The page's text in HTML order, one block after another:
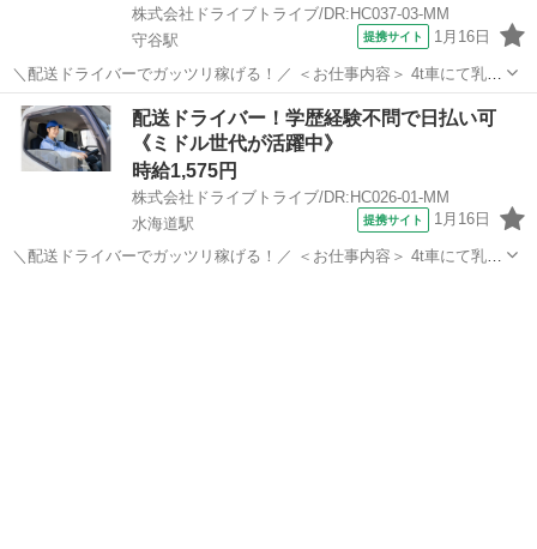
株式会社ドライブトライブ/DR:HC037-03-MM
守谷駅
提携サイト 1月16日
＼配送ドライバーでガッツリ稼げる！／ ＜お仕事内容＞ 4t車にて乳製
品の配送業務 ■車種・内容：DR:4t＋作業 ■商品：食品 ■配送先：セン
ター ■配送件数：1～2件 ＜必須資格＞ 中型免許(8t限定)MT 派遣...
茨城 守谷市 守谷駅 デリバリー
配送ドライバー！学歴経験不問で日払い可
《ミドル世代が活躍中》
時給1,575円
株式会社ドライブトライブ/DR:HC026-01-MM
水海道駅
提携サイト 1月16日
＼配送ドライバーでガッツリ稼げる！／ ＜お仕事内容＞ 4t車にて乳製